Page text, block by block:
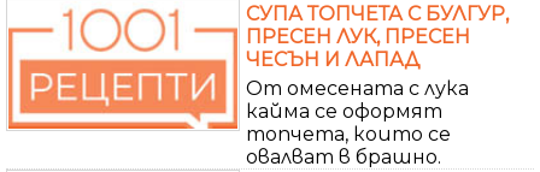
СУПА ТОПЧЕТА С БУЛГУР,
ПРЕСЕН ЛУК, ПРЕСЕН
ЧЕСЪН И ЛАПАД
От омесената с лука
кайма се оформят
топчета, които се
овалват в брашно.